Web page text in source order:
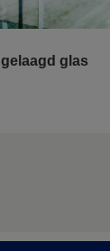
glas